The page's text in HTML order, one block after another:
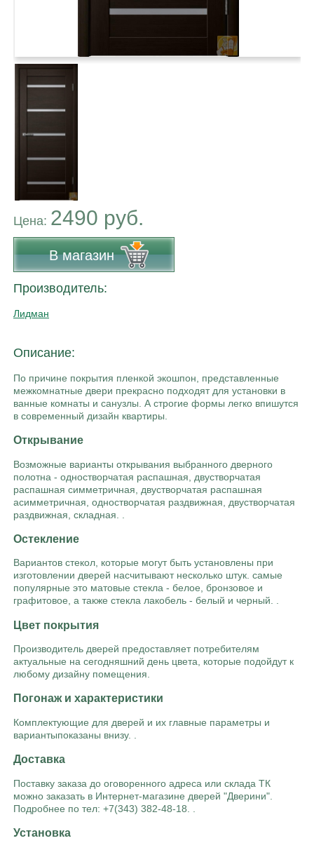
Цена: 2490 руб.
В магазин
Производитель:
Лидман
Описание:
По причине покрытия пленкой экошпон, представленные
межкомнатные двери прекрасно подходят для установки в
ванные комнаты и санузлы. А строгие формы легко впишутся
в современный дизайн квартиры.
Открывание
Возможные варианты открывания выбранного дверного
полотна - одностворчатая распашная, двустворчатая
распашная симметричная, двустворчатая распашная
асимметричная, одностворчатая раздвижная, двустворчатая
раздвижная, складная. .
Остекление
Вариантов стекол, которые могут быть установлены при
изготовлении дверей насчитывают несколько штук. самые
популярные это матовые стекла - белое, бронзовое и
графитовое, а также стекла лакобель - белый и черный. .
Цвет покрытия
Производитель дверей предоставляет потребителям
актуальные на сегодняшний день цвета, которые подойдут к
любому дизайну помещения.
Погонаж и характеристики
Комплектующие для дверей и их главные параметры и
вариантыпоказаны внизу. .
Доставка
Поставку заказа до оговоренного адреса или склада ТК
можно заказать в Интернет-магазине дверей "Дверини".
Подробнее по тел: +7(343) 382-48-18. .
Установка